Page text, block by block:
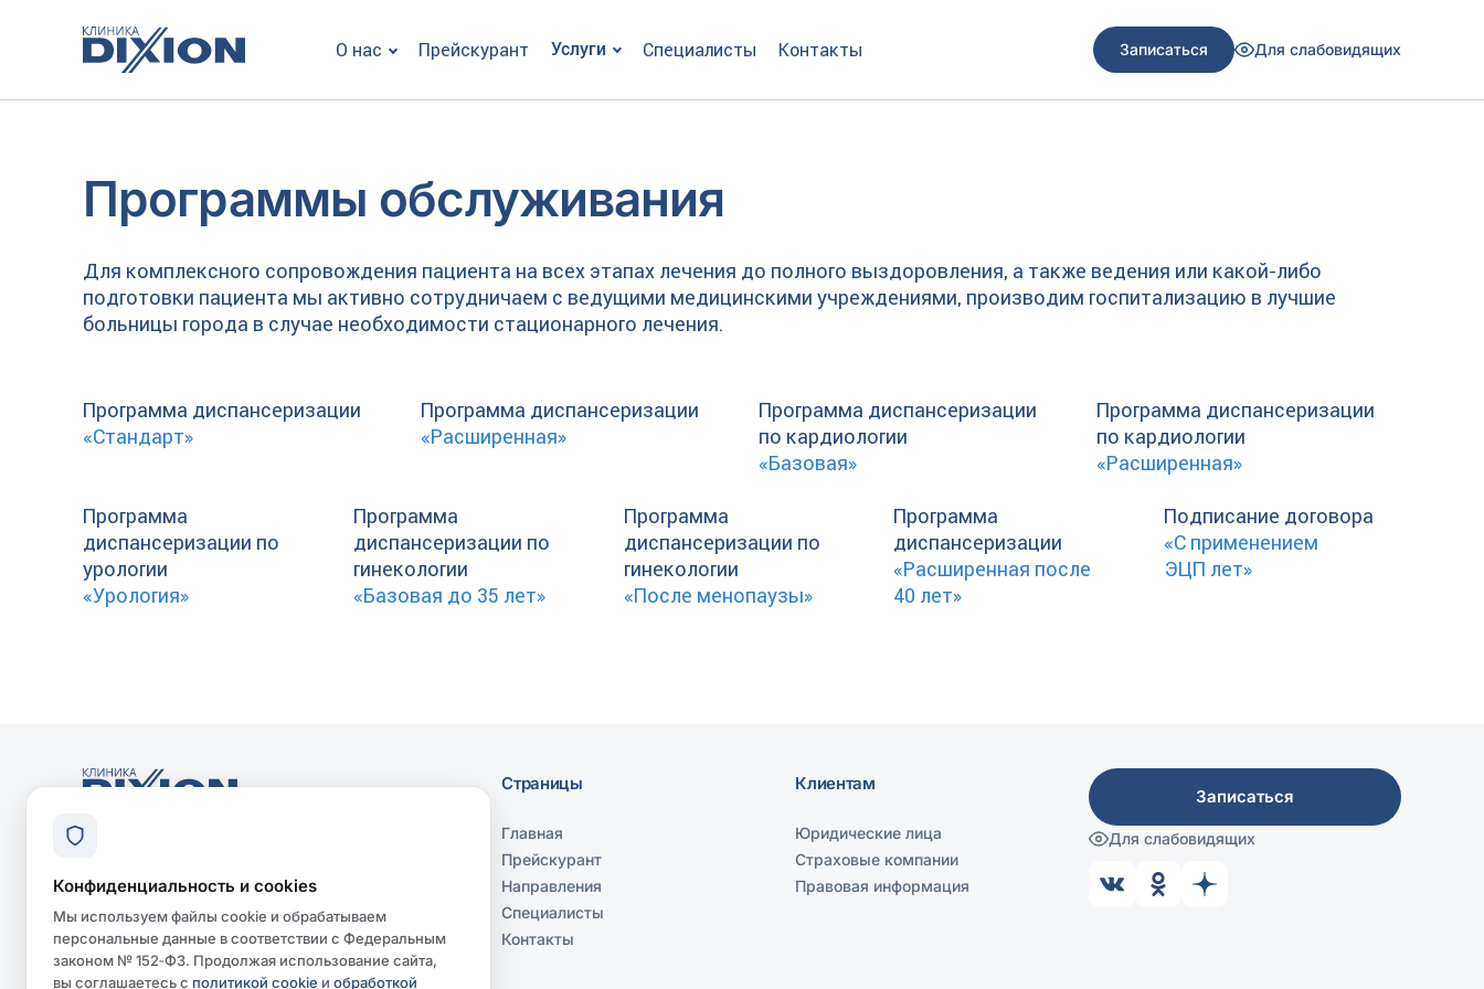
О нас Прейскурант Услуги Специалисты Контакты Записаться Для слабовидящих
Программы обслуживания
Для комплексного сопровождения пациента на всех этапах лечения до полного выздоровления, а также ведения или какой-либо
подготовки пациента мы активно сотрудничаем с ведущими медицинскими учреждениями, производим госпитализацию в лучшие
больницы города в случае необходимости стационарного лечения.
Программа диспансеризации
«Стандарт»
Программа диспансеризации
«Расширенная»
Программа диспансеризации
по кардиологии
«Базовая»
Программа диспансеризации
по кардиологии
«Расширенная»
Программа
диспансеризации по
урологии
«Урология»
Программа
диспансеризации по
гинекологии
«Базовая до 35 лет»
Программа
диспансеризации по
гинекологии
«После менопаузы»
Программа
диспансеризации
«Расширенная после
40 лет»
Подписание договора
«C применением
ЭЦП лет»
Лицензия Л041-01142-57/00551241
Страницы
Главная
Прейскурант
Направления
Специалисты
Контакты
Клиентам
Юридические лица
Страховые компании
Правовая информация
Записаться
Для слабовидящих
Конфиденциальность и cookies
Мы используем файлы cookie и обрабатываем
персональные данные в соответствии с Федеральным
законом № 152‑ФЗ. Продолжая использование сайта,
вы соглашаетесь с политикой cookie и обработкой